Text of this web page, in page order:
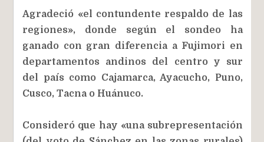
Agradeció «el contundente respaldo de las
regiones», donde según el sondeo ha
ganado con gran diferencia a Fujimori en
departamentos andinos del centro y sur
del país como Cajamarca, Ayacucho, Puno,
Cusco, Tacna o Huánuco.
Consideró que hay «una subrepresentación